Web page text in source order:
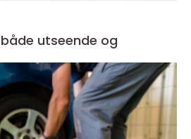
utseende og